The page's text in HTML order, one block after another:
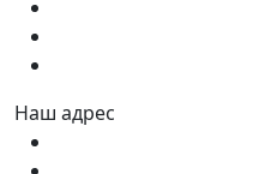
Наш адрес